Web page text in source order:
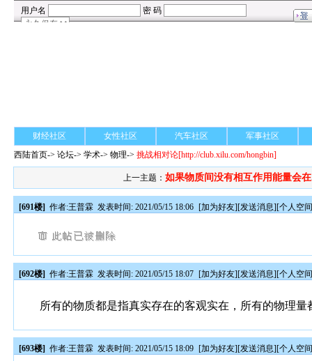
财经社区 女性社区 汽车社区
军事社区
西陆首页->论坛->学术-> 物理->挑战相对论[http://club.xilu.com/hongbin]
上一主题： 如果物质间没有相互作用能量会
[691楼] 作者:王普霖 发表时间: 2021/05/15 18:06 [加为好友][发送消息][个人空
[692楼] 作者:王普霖 发表时间: 2021/05/15 18:07 [加为好友][发送消息][个人空
所有的物质都是指真实存在的客观实在，所有的物理
[693楼] 作者:王普霖 发表时间: 2021/05/15 18:09 [加为好友][发送消息][个人空